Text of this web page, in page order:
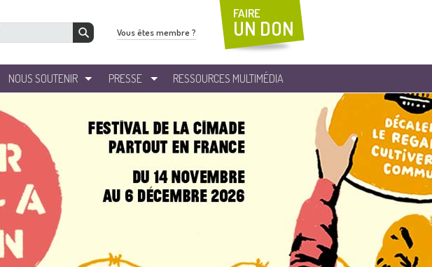
NOUS SOUTENIR PRESSE RESSOURCES MULTIMÉDIA
Vous êtes membre ?
FAIRE
UN DON